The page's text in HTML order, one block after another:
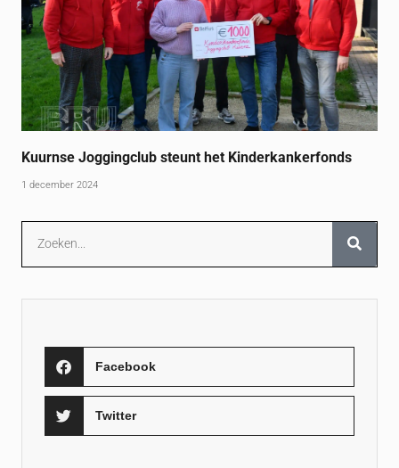
Kuurnse Joggingclub steunt het Kinderkankerfonds
1 december 2024
Facebook
Twitter